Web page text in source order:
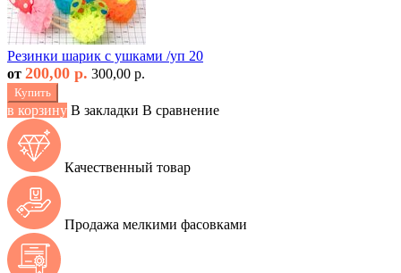
Резинки шарик с ушками /уп 20
от 200,00 р. 300,00 р.
Купить
в корзину В закладки В сравнение
Качественный товар
Продажа мелкими фасовками